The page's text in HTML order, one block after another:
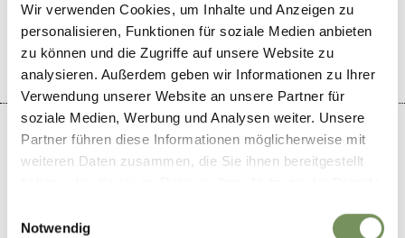
Wir verwenden Cookies, um Inhalte und Anzeigen zu
personalisieren, Funktionen für soziale Medien anbieten
zu können und die Zugriffe auf unsere Website zu
analysieren. Außerdem geben wir Informationen zu Ihrer
Verwendung unserer Website an unsere Partner für
soziale Medien, Werbung und Analysen weiter. Unsere
Partner führen diese Informationen möglicherweise mit
weiteren Daten zusammen, die Sie ihnen bereitgestellt
Notwendig
IL CONTENUTO VI È STATO UTILE? SÌ
−